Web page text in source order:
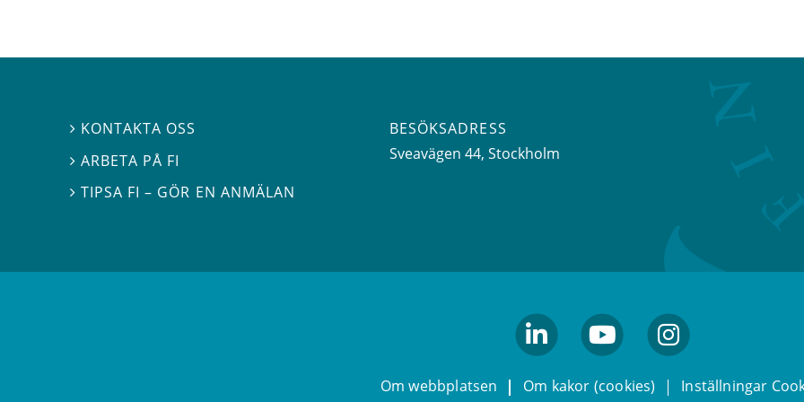
 KONTAKTA OSS
 ARBETA PÅ FI
TIPSA FI – GÖR EN ANMÄLAN
BESÖKSADRESS
Sveavägen 44, Stockholm
Om webbplatsen Om kakor (cookies) Inställningar